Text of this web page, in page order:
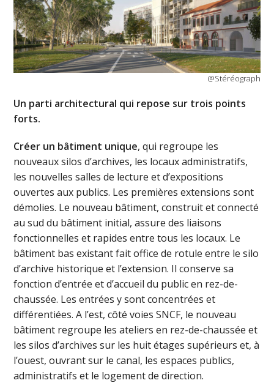
@Stéréograph
Un parti architectural qui repose sur trois points
forts.
Créer un bâtiment unique, qui regroupe les
nouveaux silos d’archives, les locaux administratifs,
les nouvelles salles de lecture et d’expositions
ouvertes aux publics. Les premières extensions sont
démolies. Le nouveau bâtiment, construit et connecté
au sud du bâtiment initial, assure des liaisons
fonctionnelles et rapides entre tous les locaux. Le
bâtiment bas existant fait office de rotule entre le silo
d’archive historique et l’extension. Il conserve sa
fonction d’entrée et d’accueil du public en rez-de-
chaussée. Les entrées y sont concentrées et
différentiées. A l’est, côté voies SNCF, le nouveau
bâtiment regroupe les ateliers en rez-de-chaussée et
les silos d’archives sur les huit étages supérieurs et, à
l’ouest, ouvrant sur le canal, les espaces publics,
administratifs et le logement de direction.